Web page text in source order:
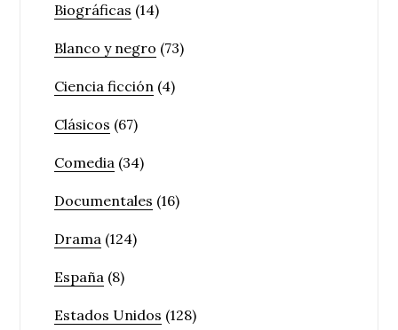
Biográficas (14)
Blanco y negro (73)
Ciencia ficción (4)
Clásicos (67)
Comedia (34)
Documentales (16)
Drama (124)
España (8)
Estados Unidos (128)